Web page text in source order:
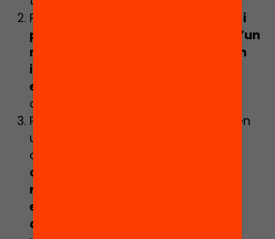
Perquè podràs
tenir un paper actiu i
participatiu i et sentiràs partícip d’un
moviment educatiu que té un gran
impacte al territori i comunitat
educativa
quotidià.
Perquè l’organització i participació en
una jornada d’aquestes
característiques
coneixements, aprenentatges,
recursos, contactes i experiències
educatives
desenvolupament personal i